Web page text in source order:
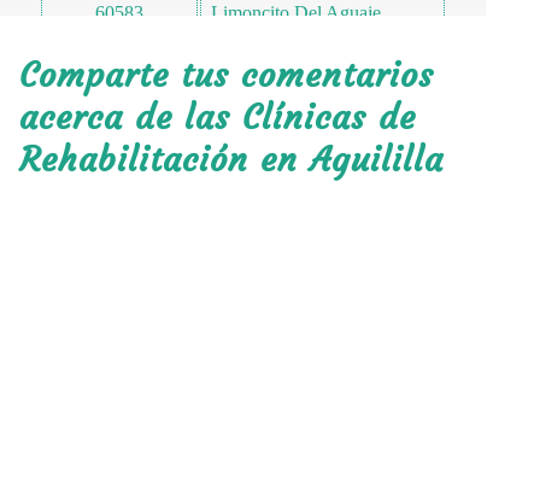
60583 Limoncito Del Aguaje
Hacienda Palo Alto
Peña Colorada (la Peña)
Comparte tus comentarios
acerca de las Clínicas de
Rehabilitación en Aguililla